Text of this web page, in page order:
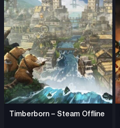
Timberborn – Steam Offline